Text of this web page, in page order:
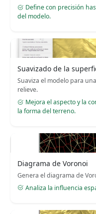
Define con precisión
del modelo.
Suavizado de la
Suaviza el modelo para
relieve.
Mejora el aspecto y la
la forma del terreno.
Diagrama de Voronoi
Genera el diagrama de
Analiza la influencia